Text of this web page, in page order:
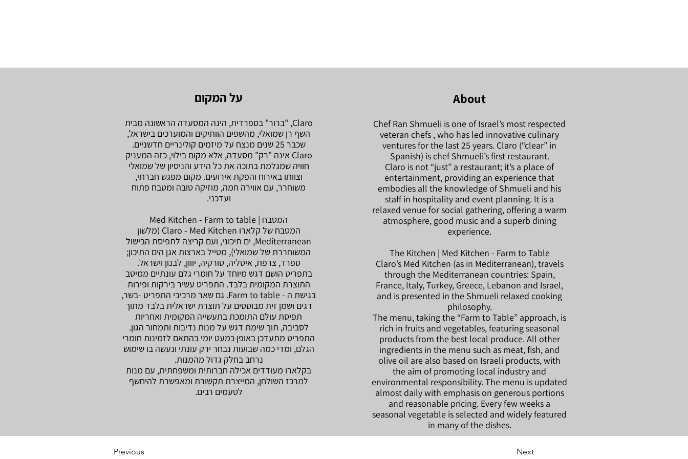
על המקום
Claro, "ברור" בספרדית, הינה המסעדה הראשונה מבית
השף רן שמואלי, מהשפים הוותיקים והמוערכים בישראל,
שכבר 25 שנים מנצח על מיזמים קולינריים חדשניים.
Claro אינה "רק" מסעדה, אלא מקום בילוי, כזה המעניק
חוויה שמגלמת בתוכה את כל הידע והניסיון של שמואלי
וצוותו באירוח והפקת אירועים. מקום מפגש חברתי,
משוחרר, עם אווירה חמה, מוזיקה טובה ומטבח פתוח
ועדכני.
המטבח | Med Kitchen - Farm to table
המטבח של קלארו Claro - Med Kitchen (מלשון
Mediterranean, ים תיכוני, ועם קריצה לתפיסת הבישול
המשוחררת של שמואלי), מטייל בארצות אגן הים התיכון;
ספרד, צרפת, איטליה, טורקיה, יווון, לבנון וישראל.
בתפריט הושם דגש מיוחד על חומרי גלם עונתיים ממיטב
התוצרת המקומית בלבד. התפריט עשיר בירקות ופירות
בגישת ה - Farm to table. גם שאר מרכיבי התפריט -בשר,
דגים ושמן זית מבוססים על תוצרת ישראלית בלבד מתוך
תפיסת עולם התומכת בתעשייה המקומית ואחריות
לסביבה, תוך שימת דגש על מנות נדיבות ותמחור הגון.
התפריט מתעדכן באופן כמעט יומי בהתאם לזמינות חומרי
הגלם, ומדי כמה שבועות נבחר ירק עונתי ונעשה בו שימוש
נרחב בחלק גדול מהמנות.
בקלארו מעודדים אכילה חברותית ומשפחתית, עם מנות
למרכז השולחן, המייצרת תקשורת ומאפשרת להיחשף
לטעמים רבים.
About
Chef Ran Shmueli is one of Israel’s most respected
veteran chefs , who has led innovative culinary
ventures for the last 25 years. Claro (“clear” in
Spanish) is chef Shmueli’s first restaurant.
Claro is not “just” a restaurant; it’s a place of
entertainment, providing an experience that
embodies all the knowledge of Shmueli and his
staff in hospitality and event planning. It is a
relaxed venue for social gathering, offering a warm
atmosphere, good music and a superb dining
experience.
The Kitchen | Med Kitchen - Farm to Table
Claro’s Med Kitchen (as in Mediterranean), travels
through the Mediterranean countries: Spain,
France, Italy, Turkey, Greece, Lebanon and Israel,
and is presented in the Shmueli relaxed cooking
philosophy.
The menu, taking the “Farm to Table” approach, is
rich in fruits and vegetables, featuring seasonal
products from the best local produce. All other
ingredients in the menu such as meat, fish, and
olive oil are also based on Israeli products, with
the aim of promoting local industry and
environmental responsibility. The menu is updated
almost daily with emphasis on generous portions
and reasonable pricing. Every few weeks a
seasonal vegetable is selected and widely featured
in many of the dishes.
Previous Next